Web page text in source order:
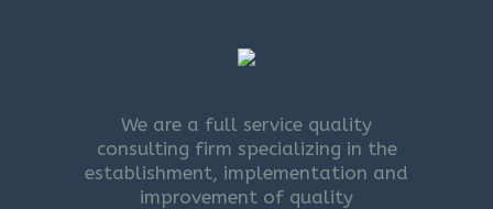
We are a full service quality
consulting firm specializing in the
establishment, implementation and
improvement of quality